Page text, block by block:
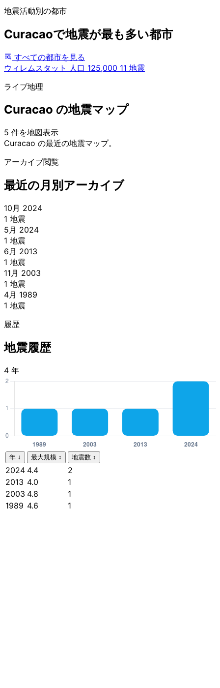
地震活動別の都市
Curacaoで地震が最も多い都市
すべての都市を見る
ウィレムスタット 人口 125,000 11 地震
ライブ地理
Curacao の地震マップ
5 件を地図表示
−
Curacao の最近の地震マップ。
アーカイブ閲覧
最近の月別アーカイブ
10月 2024
1 地震
5月 2024
1 地震
6月 2013
1 地震
11月 2003
1 地震
4月 1989
1 地震
履歴
地震履歴
4 年
年 ↓ 最大規模 ↕ 地震数 ↕
2024 4.4
2
2013 4.0
1
2003 4.8
1
1989 4.6 1